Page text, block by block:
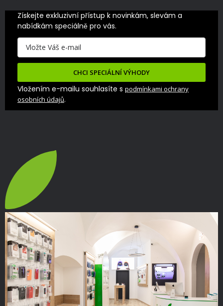
Získejte exkluzivní přístup k novinkám, slevám a
nabídkám speciálně pro vás.
CHCI SPECIÁLNÍ VÝHODY
Vložením e-mailu souhlasíte s podmínkami ochrany
osobních údajů.